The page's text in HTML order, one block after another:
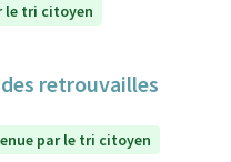
le tri citoyen
retrouvailles
par le tri citoyen